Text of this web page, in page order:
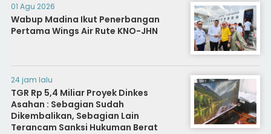
01 Agu 2026
Wabup Madina Ikut Penerbangan
Pertama Wings Air Rute KNO-JHN
24 jam lalu
TGR Rp 5,4 Miliar Proyek Dinkes
Asahan : Sebagian Sudah
Dikembalikan, Sebagian Lain
Terancam Sanksi Hukuman Berat